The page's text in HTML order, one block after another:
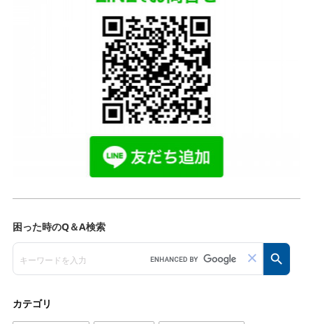
カテゴリ